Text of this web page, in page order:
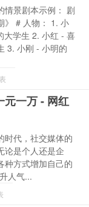
情景剧本示例： 剧
》 # 人物： 1. 小
大学生 2. 小红 - 喜
3. 小刚 - 小明的
元一万 - 网红
时代，社交媒体的
论是个人还是企
种方式增加自己的
人气...